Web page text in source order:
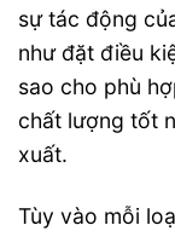
sự tác động
như đặt điều
sao cho phù
chất lượng tốt
xuất.
Tùy vào mỗi